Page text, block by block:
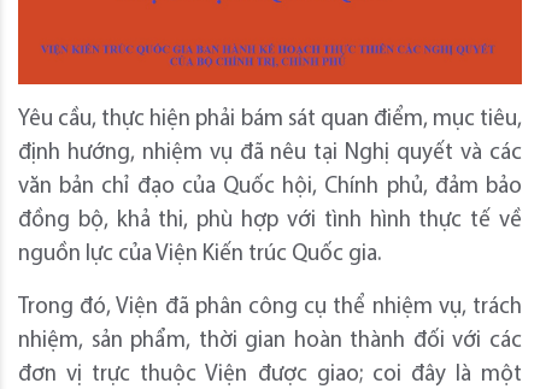
Yêu cầu, thực hiện phải bám sát quan điểm, mục tiêu,
định hướng, nhiệm vụ đã nêu tại Nghị quyết và các
văn bản chỉ đạo của Quốc hội, Chính phủ, đảm bảo
đồng bộ, khả thi, phù hợp với tình hình thực tế về
nguồn lực của Viện Kiến trúc Quốc gia.
Trong đó, Viện đã phân công cụ thể nhiệm vụ, trách
nhiệm, sản phẩm, thời gian hoàn thành đối với các
đơn vị trực thuộc Viện được giao; coi đây là một